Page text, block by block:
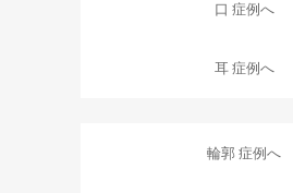
口 症例へ
耳 症例へ
輪郭 症例へ